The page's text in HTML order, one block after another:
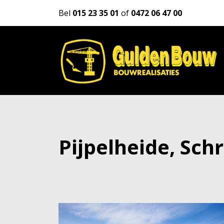
Bel 015 23 35 01 of 0472 06 47 00
Pijpelheide,